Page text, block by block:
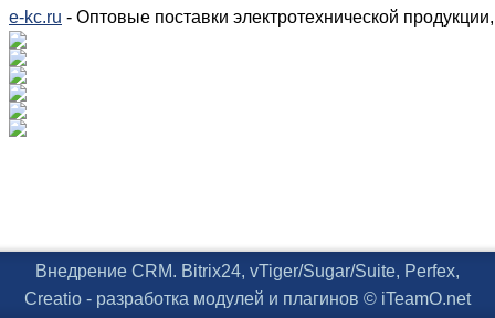
e-kc.ru - Оптовые поставки электротехнической
Внедрение CRM. Bitrix24, vTiger/Sugar/Suite, Perfex,
Creatio - разработка модулей и плагинов © iTeamO.net